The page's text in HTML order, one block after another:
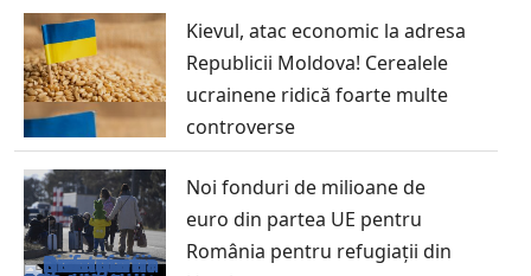
Kievul, atac economic la adresa
Republicii Moldova! Cerealele
ucrainene ridică foarte multe
controverse
Noi fonduri de milioane de
euro din partea UE pentru
România pentru refugiații din